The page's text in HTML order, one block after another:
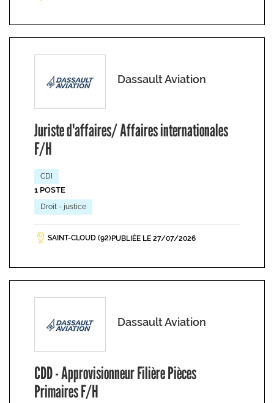
Dassault Aviation
Juriste d'affaires/ Affaires internationales
F/H
CDI
1 POSTE
Droit - justice
SAINT-CLOUD (92) PUBLIÉE LE 27/07/2026
Dassault Aviation
CDD - Approvisionneur Filière Pièces
Primaires F/H